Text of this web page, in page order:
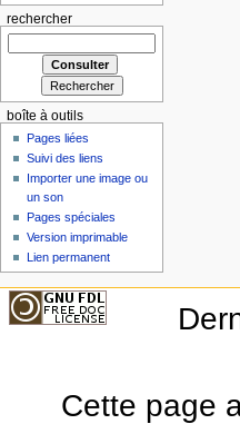
rechercher
boîte à outils
Pages liées
Suivi des liens
Importer une image ou
un son
Pages spéciales
Version imprimable
Lien permanent
Cette page